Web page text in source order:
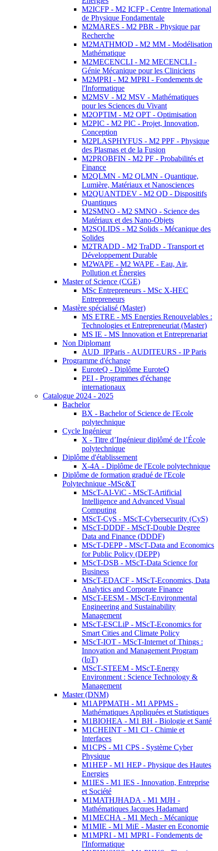
M2ICFP - M2 ICFP - Centre International
de Physique Fondamentale
M2MARES - M2 PBR - Physique par
Recherche
M2MATHMOD - M2 MM - Modélisation
Mathématique
M2MECENCLI - M2 MECENCLI -
Génie Mécanique pour les Cliniciens
M2MPRI - M2 MPRI - Fondements de
l'Informatique
M2MSV - M2 MSV - Mathématiques
pour les Sciences du Vivant
M2OPTIM - M2 OPT - Optimisation
M2PIC - M2 PIC - Projet, Innovation,
Conception
M2PLASPHYFUS - M2 PPF - Physique
des Plasmas et de la Fusion
M2PROBFIN - M2 PF - Probabilités et
Finance
M2QLMN - M2 QLMN - Quantique,
Lumière, Matériaux et Nanosciences
M2QUANTDEV - M2 QD - Dispositifs
Quantiques
M2SMNO - M2 SMNO - Science des
Matériaux et des Nano-Objets
M2SOLIDS - M2 Solids - Mécanique des
Solides
M2TRADD - M2 TraDD - Transport et
Développement Durable
M2WAPE - M2 WAPE - Eau, Air,
Pollution et Énergies
Master of Science (CGE)
MSc Entrepreneurs - MSc X-HEC
Entrepreneurs
Mastère spécialisé (Master)
MS ETRE - MS Energies Renouvelables :
Technologies et Entrepreneuriat (Master)
MS IE - MS Innovation et Entreprenariat
Non Diplomant
AUD_IPParis - AUDITEURS - IP Paris
Programme d'échange
EuroteQ - Diplôme EuroteQ
PEI - Programmes d'échange
internationaux
Catalogue 2024 - 2025
Bachelor
BX - Bachelor of Science de l'Ecole
polytechnique
Cycle Ingénieur
X - Titre d’Ingénieur diplômé de l’École
polytechnique
Diplôme d'établissement
X-4A - Diplôme de l'Ecole polytechnique
Diplôme de formation gradué de l'Ecole
Polytechnique -MSc&T
MScT-AI-ViC - MScT-Artificial
Intelligence and Advanced Visual
Computing
MScT-CyS - MScT-Cybersecurity (CyS)
MScT-DDDF - MScT-Double Degree
Data and Finance (DDDF)
MScT-DEPP - MScT-Data and Economics
for Public Policy (DEPP)
MScT-DSB - MScT-Data Science for
Business
MScT-EDACF - MScT-Economics, Data
Analytics and Corporate Finance
MScT-EESM - MScT-Environmental
Engineering and Sustainability
Management
MScT-ESCLiP - MScT-Economics for
Smart Cities and Climate Policy
MScT-IOT - MScT-Internet of Things :
Innovation and Management Program
(IoT)
MScT-STEEM - MScT-Energy
Environment : Science Technology &
Management
Master (DNM)
M1APPMATH - M1 APPMS -
Mathématiques Appliquées et Statistiques
M1BIOHEA - M1 BH - Biologie et Santé
M1CHEINT - M1 CI - Chimie et
Interfaces
M1CPS - M1 CPS - Système Cyber
Physique
M1HEP - M1 HEP - Physique des Hautes
Energies
M1IES - M1 IES - Innovation, Entreprise
et Société
M1MATHJHADA - M1 MJH -
Mathématiques Jacques Hadamard
M1MECHA - M1 Mech - Mécanique
M1MIE - M1 MiE - Master en Economie
M1MPRI - M1 MPRI - Fondements de
l'Informatique